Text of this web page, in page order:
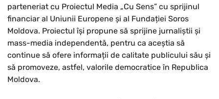
parteneriat cu Proiectul Media „Cu Sens” cu sprijinul
financiar al Uniunii Europene și al Fundației Soros
Moldova. Proiectul își propune să sprijine jurnaliștii și
mass-media independentă, pentru ca aceștia să
continue să ofere informații de calitate publicului său și
să promoveze, astfel, valorile democratice în Republica
Moldova.